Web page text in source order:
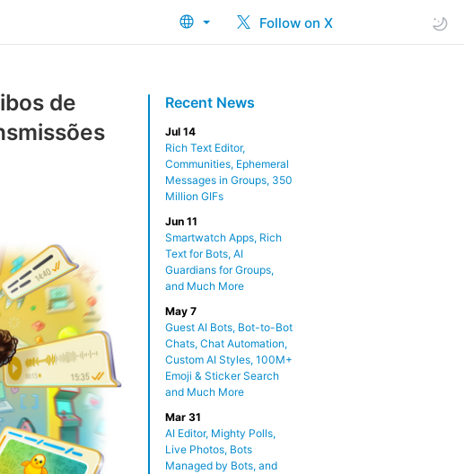
Follow on X
Recent News
Jul 14
Rich Text Editor,
Communities, Ephemeral
Messages in Groups, 350
Million GIFs
Jun 11
Smartwatch Apps, Rich
Text for Bots, AI
Guardians for Groups,
and Much More
May 7
Guest AI Bots, Bot-to-Bot
Chats, Chat Automation,
Custom AI Styles, 100M+
Emoji & Sticker Search
and Much More
Mar 31
AI Editor, Mighty Polls,
Live Photos, Bots
Managed by Bots, and
de